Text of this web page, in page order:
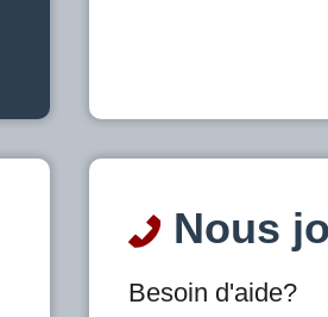
Nous
Besoin d'aide?